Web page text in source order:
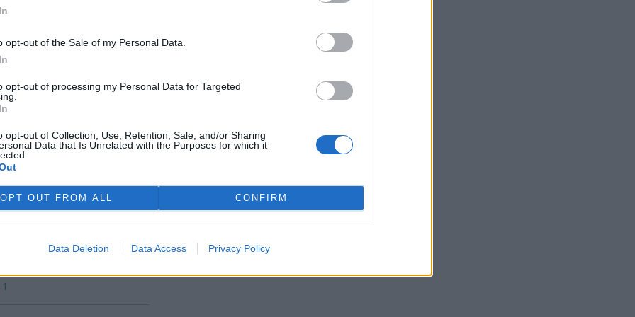
opt-out of the Sale of my Personal Data.
opt-out of processing my Personal Data for Targeted
opt-out of Collection, Use, Retention, Sale, and/or Sharing
Data that Is Unrelated with the Purposes for which it
OPT OUT FROM ALL CONFIRM
Data Deletion Data Access Privacy Policy
z ekologicky
Diskuse: 1
posouzení projektů
Luterová